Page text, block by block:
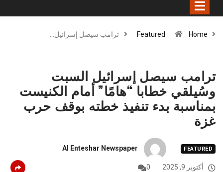
Home
Featured ترامب سيصل إسرائيل…
ترامب سيصل إسرائيل السبت
وسُيلقي خطابا “هامًا” أمام الكنيست
بمناسبة بدء تنفيذ خطته بوقف حرب
غزة
FEATURED
Al Enteshar Newspaper
أكتوبر 9, 2025 0